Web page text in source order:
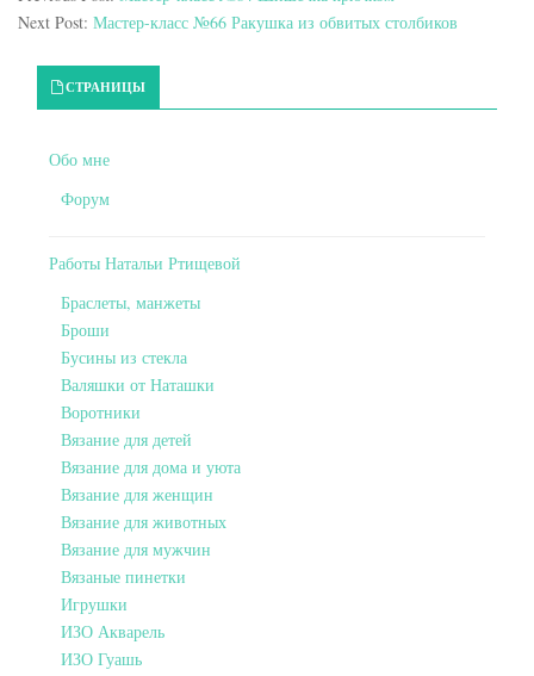
Next Post: Мастер-класс №66 Ракушка из обвитых столбиков
Primary Sidebar
СТРАНИЦЫ
Обо мне
Форум
Работы Натальи Ртищевой
Браслеты, манжеты
Броши
Бусины из стекла
Валяшки от Наташки
Воротники
Вязание для детей
Вязание для дома и уюта
Вязание для женщин
Вязание для животных
Вязание для мужчин
Вязаные пинетки
Игрушки
ИЗО Акварель
ИЗО Гуашь